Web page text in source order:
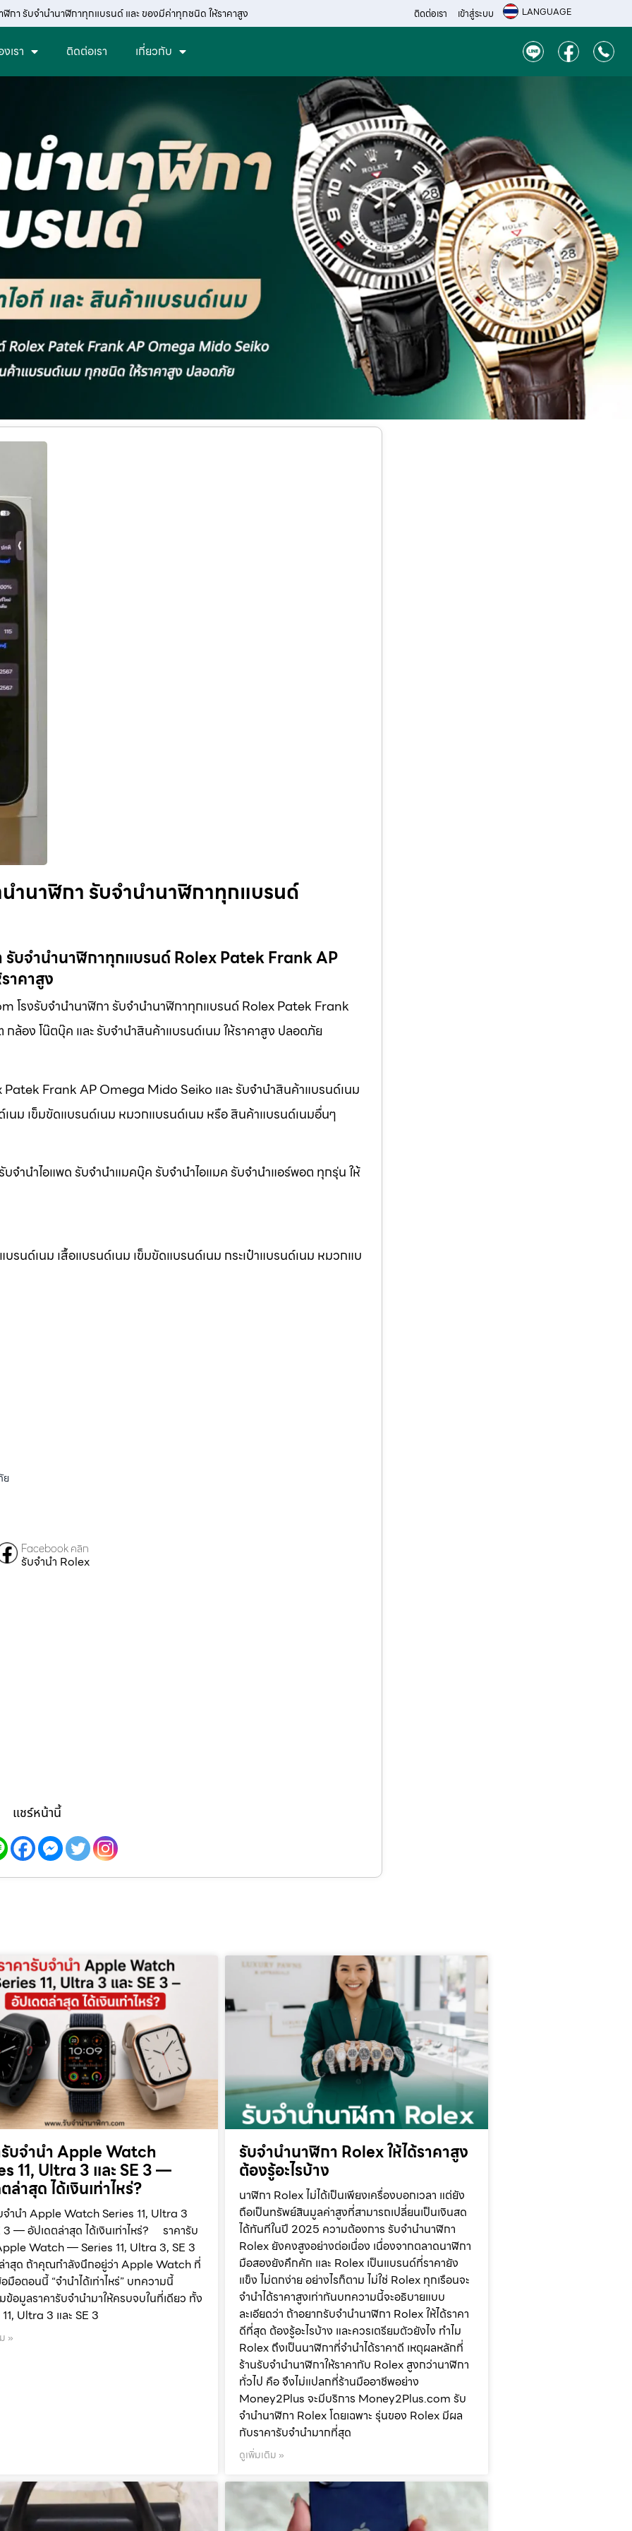
ฬิกา รับจำนำนาฬิกาทุกแบรนด์ และ ของมีค่าทุกชนิด ให้ราคาสูง ติดต่อเรา เข้าสู่ระบบ LANGUAGE
เรา ติดต่อเรา เกี่ยวกับ
นำนาฬิกา รับจำนำนาฬิกาทุกแบรนด์
รับจำนำนาฬิกาทุกแบรนด์ Rolex Patek Frank AP
าคาสูง
โรงรับจำนำนาฬิกา รับจำนำนาฬิกาทุกแบรนด์ Rolex Patek Frank
อง โน๊ตบุ๊ค และ รับจำนำสินค้าแบรนด์เนม ให้ราคาสูง ปลอดภัย
Patek Frank AP Omega Mido Seiko และ รับจำนำสินค้าแบรนด์เนม
เนม เข็มขัดแบรนด์เนม หมวกแบรนด์เนม หรือ สินค้าแบรนด์เนมอื่นๆ
จำนำไอแพด รับจำนำแมคบุ๊ค รับจำนำไอแมค รับจำนำแอร์พอต ทุกรุ่น ให้
รนด์เนม เสื้อแบรนด์เนม เข็มขัดแบรนด์เนม กระเป๋าแบรนด์เนม หมวกแบ
ย
Facebook คลิก
รับจำนำ Rolex
แชร์หน้านี้
บจำนำ Apple Watch
11, Ultra 3 และ SE 3 —
ล่าสุด ได้เงินเท่าไหร่?
จำนำ Apple Watch Series 11, Ultra 3
3 — อัปเดตล่าสุด ได้เงินเท่าไหร่? ราคารับ
Watch — Series 11, Ultra 3, SE 3
าสุด ถ้าคุณกำลังนึกอยู่ว่า Apple Watch ที่
มือตอนนี้ “จำนำได้เท่าไหร่” บทความนี้
ข้อมูลราคารับจำนำมาให้ครบจบในที่เดียว ทั้ง
Ultra 3 และ SE 3
»
รับจำนำนาฬิกา Rolex ให้ได้ราคาสูง
ต้องรู้อะไรบ้าง
นาฬิกา Rolex ไม่ได้เป็นเพียงเครื่องบอกเวลา แต่ยัง
ถือเป็นทรัพย์สินมูลค่าสูงที่สามารถเปลี่ยนเป็นเงินสด
ได้ทันทีในปี 2025 ความต้องการ รับจำนำนาฬิกา
Rolex ยังคงสูงอย่างต่อเนื่อง เนื่องจากตลาดนาฬิกา
มือสองยังคึกคัก และ Rolex เป็นแบรนด์ที่ราคายัง
แข็ง ไม่ตกง่าย อย่างไรก็ตาม ไม่ใช่ Rolex ทุกเรือนจะ
จำนำได้ราคาสูงเท่ากันบทความนี้จะอธิบายแบบ
ละเอียดว่า ถ้าอยากรับจำนำนาฬิกา Rolex ให้ได้ราคา
ดีที่สุด ต้องรู้อะไรบ้าง และควรเตรียมตัวยังไง ทำไม
Rolex ถึงเป็นนาฬิกาที่จำนำได้ราคาดี เหตุผลหลักที่
ร้านรับจำนำนาฬิกาให้ราคากับ Rolex สูงกว่านาฬิกา
ทั่วไป คือ จึงไม่แปลกที่ร้านมืออาชีพอย่าง
Money2Plus จะมีบริการ Money2Plus.com รับ
จำนำนาฬิกา Rolex โดยเฉพาะ รุ่นของ Rolex มีผล
กับราคารับจำนำมากที่สุด
ดูเพิ่มเติม »